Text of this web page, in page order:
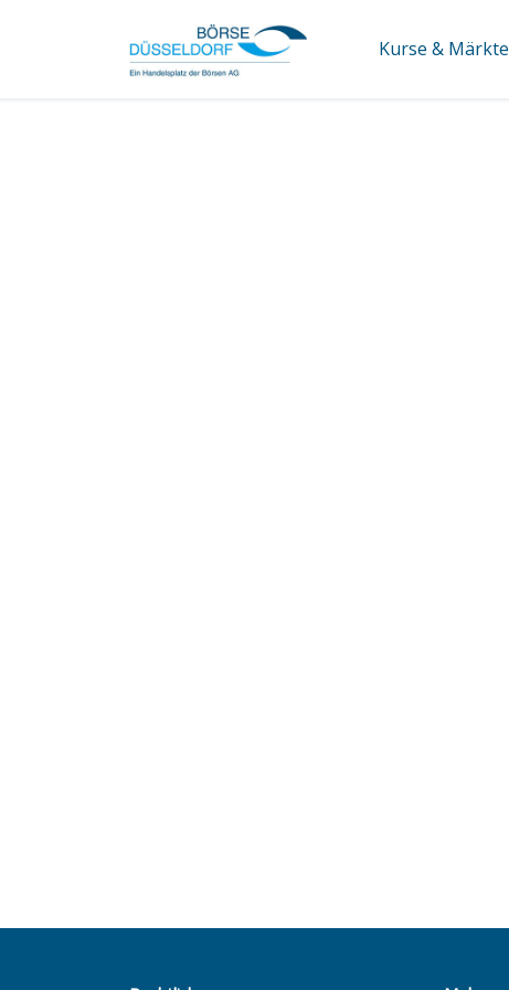
Kurse & Märkte